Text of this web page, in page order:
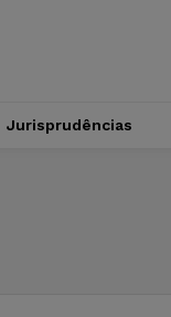
Jurisprudências